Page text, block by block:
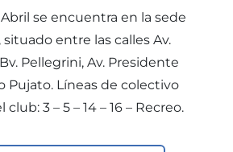
se encuentra en la sede
entre las calles Av.
Pellegrini, Av. Presidente
Pujato. Líneas de colectivo
3 – 5 – 14 – 16 – Recreo.